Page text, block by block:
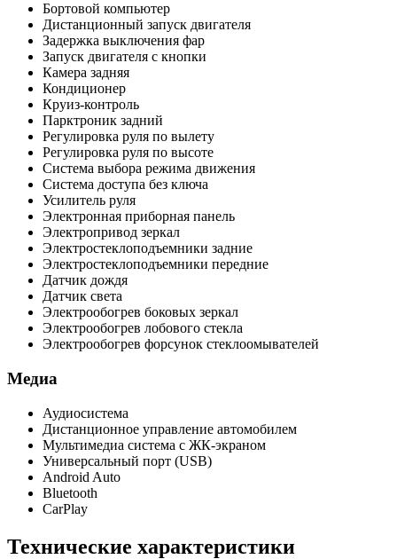
Бортовой компьютер
Дистанционный запуск двигателя
Задержка выключения фар
Запуск двигателя с кнопки
Камера задняя
Кондиционер
Круиз-контроль
Парктроник задний
Регулировка руля по вылету
Регулировка руля по высоте
Система выбора режима движения
Система доступа без ключа
Усилитель руля
Электронная приборная панель
Электропривод зеркал
Электростеклоподъемники задние
Электростеклоподъемники передние
Датчик дождя
Датчик света
Электрообогрев боковых зеркал
Электрообогрев лобового стекла
Электрообогрев форсунок стеклоомывателей
Медиа
Аудиосистема
Дистанционное управление автомобилем
Мультимедиа система с ЖК-экраном
Универсальный порт (USB)
Android Auto
Bluetooth
CarPlay
Технические характеристики